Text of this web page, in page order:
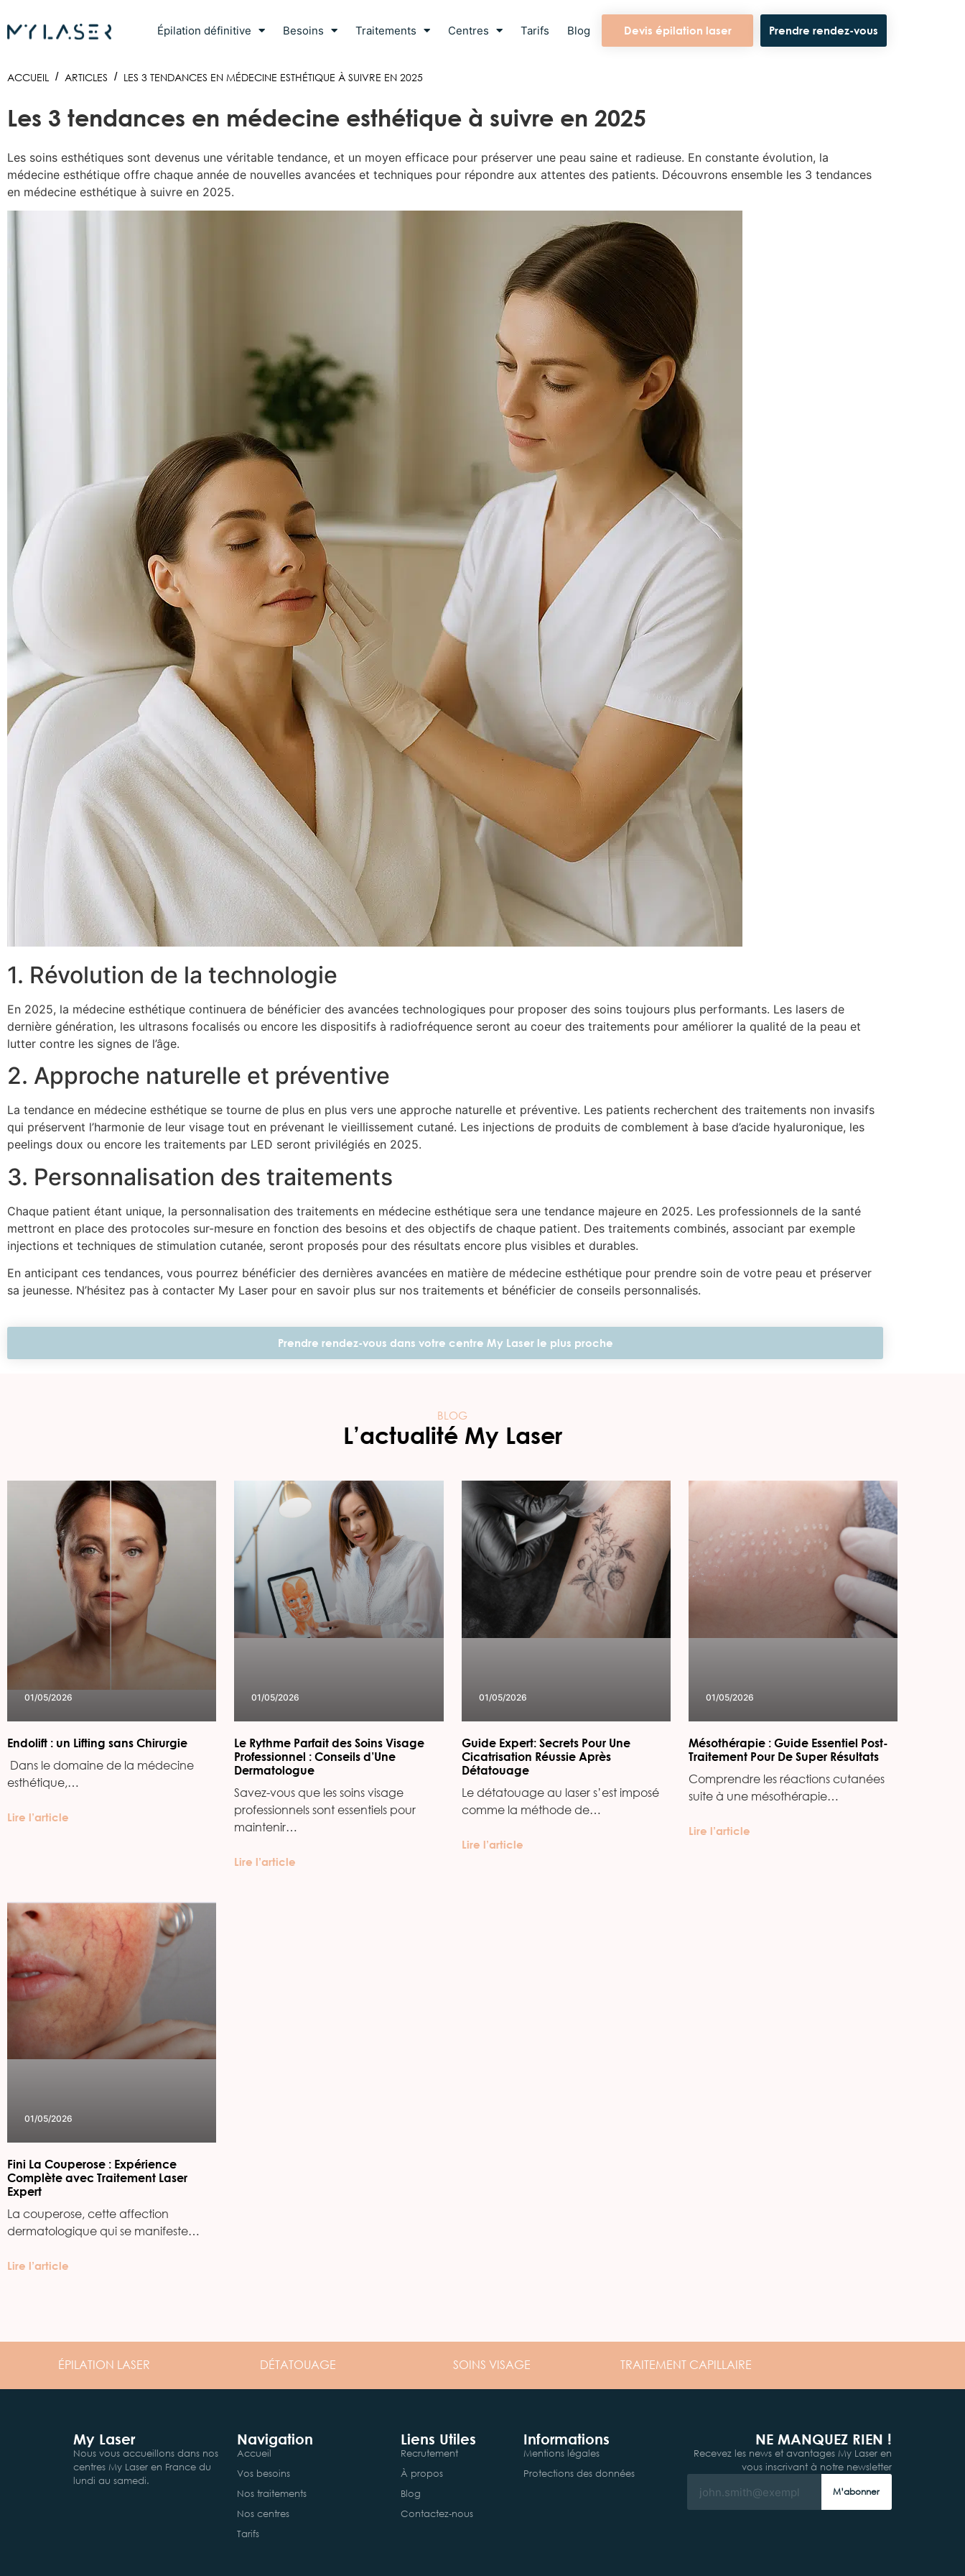
Épilation définitive Besoins Traitements Centres Tarifs Blog Devis épilation laser Prendre rendez-vous
ACCUEIL / ARTICLES / LES 3 TENDANCES EN MÉDECINE ESTHÉTIQUE À SUIVRE EN 2025
Les 3 tendances en médecine esthétique à suivre en 2025
Les soins esthétiques sont devenus une véritable tendance, et un moyen efficace pour préserver une peau saine et radieuse. En constante évolution, la
médecine esthétique offre chaque année de nouvelles avancées et techniques pour répondre aux attentes des patients. Découvrons ensemble les 3 tendances
en médecine esthétique à suivre en 2025.
1. Révolution de la technologie
En 2025, la médecine esthétique continuera de bénéficier des avancées technologiques pour proposer des soins toujours plus performants. Les lasers de
dernière génération, les ultrasons focalisés ou encore les dispositifs à radiofréquence seront au coeur des traitements pour améliorer la qualité de la peau et
lutter contre les signes de l’âge.
2. Approche naturelle et préventive
La tendance en médecine esthétique se tourne de plus en plus vers une approche naturelle et préventive. Les patients recherchent des traitements non invasifs
qui préservent l’harmonie de leur visage tout en prévenant le vieillissement cutané. Les injections de produits de comblement à base d’acide hyaluronique, les
peelings doux ou encore les traitements par LED seront privilégiés en 2025.
3. Personnalisation des traitements
Chaque patient étant unique, la personnalisation des traitements en médecine esthétique sera une tendance majeure en 2025. Les professionnels de la santé
mettront en place des protocoles sur-mesure en fonction des besoins et des objectifs de chaque patient. Des traitements combinés, associant par exemple
injections et techniques de stimulation cutanée, seront proposés pour des résultats encore plus visibles et durables.
En anticipant ces tendances, vous pourrez bénéficier des dernières avancées en matière de médecine esthétique pour prendre soin de votre peau et préserver
sa jeunesse. N’hésitez pas à contacter My Laser pour en savoir plus sur nos traitements et bénéficier de conseils personnalisés.
Prendre rendez-vous dans votre centre My Laser le plus proche
BLOG
L’actualité My Laser
01/05/2026
Endolift : un Lifting sans Chirurgie
‍ Dans le domaine de la médecine
esthétique,…
Lire l’article
01/05/2026
Le Rythme Parfait des Soins Visage
Professionnel : Conseils d’Une
Dermatologue
Savez-vous que les soins visage
professionnels sont essentiels pour
maintenir…
Lire l’article
01/05/2026
Guide Expert: Secrets Pour Une
Cicatrisation Réussie Après
Détatouage
Le détatouage au laser s’est imposé
comme la méthode de…
Lire l’article
01/05/2026
Mésothérapie : Guide Essentiel Post-
Traitement Pour De Super Résultats
Comprendre les réactions cutanées
suite à une mésothérapie…
Lire l’article
01/05/2026
Fini La Couperose : Expérience
Complète avec Traitement Laser
Expert
La couperose, cette affection
dermatologique qui se manifeste…
Lire l’article
ÉPILATION LASER DÉTATOUAGE SOINS VISAGE TRAITEMENT CAPILLAIRE
My Laser
Nous vous accueillons dans nos
centres My Laser en France du
lundi au samedi.
Navigation
Accueil
Vos besoins
Nos traitements
Nos centres
Tarifs
Liens Utiles
Recrutement
À propos
Blog
Contactez-nous
Informations
Mentions légales
Protections des données
NE MANQUEZ RIEN !
Recevez les news et avantages My Laser en
vous inscrivant à notre newsletter
M’abonner